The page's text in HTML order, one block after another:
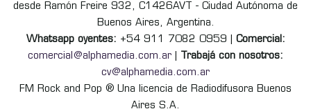
desde Ramón Freire 932, C1426AVT - Ciudad Autónoma de
Buenos Aires, Argentina.
Whatsapp oyentes: +54 911 7082 0959 | Comercial:
comercial@alphamedia.com.ar
Trabajá con nosotros:
cv@alphamedia.com.ar
FM Rock and Pop ® Una licencia de Radiodifusora Buenos
Aires S.A.